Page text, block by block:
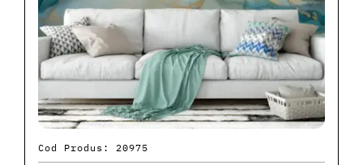
Cod Produs: 20975